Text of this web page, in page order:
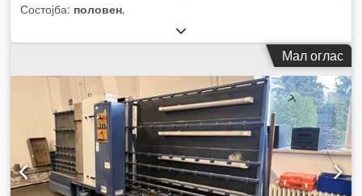
Состојба: половен,
Мал оглас